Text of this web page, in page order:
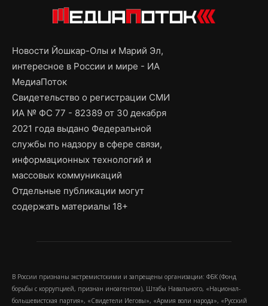
Новости Йошкар-Олы и Марий Эл,
интересное в России и мире - ИА
МедиаПоток
Свидетельство о регистрации СМИ
ИА № ФС 77 - 82389 от 30 декабря
2021 года выдано Федеральной
службы по надзору в сфере связи,
информационных технологий и
массовых коммуникаций
Отдельные публикации могут
содержать материалы 18+
В России признаны экстремистскими и запрещены организации: ФБК (Фонд
борьбы с коррупцией, признан иноагентом), Штабы Навального, «Национал-
большевистская партия», «Свидетели Иеговы», «Армия воли народа», «Русский